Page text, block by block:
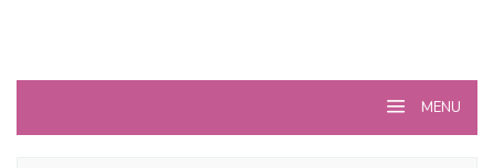
MENU